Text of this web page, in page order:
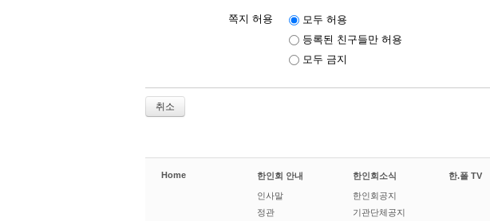
쪽지 허용
모두 허용
등록된 친구들만 허용
모두 금지
취소
Home 한인회 안내
인사말
정관
한인회소식
한인회공지
기관단체공지
한.폴 TV